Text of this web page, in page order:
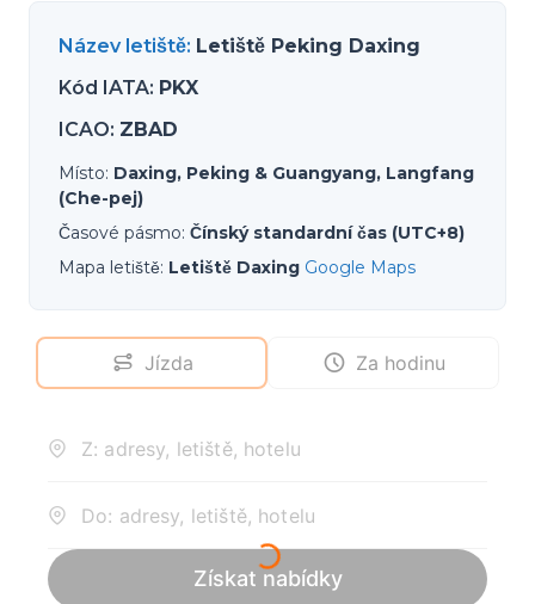
Název letiště: Letiště Peking Daxing
Kód IATA: PKX
ICAO: ZBAD
Místo: Daxing, Peking & Guangyang, Langfang
(Che-pej)
Časové pásmo: Čínský standardní čas (UTC+8)
Mapa letiště: Letiště Daxing Google Maps